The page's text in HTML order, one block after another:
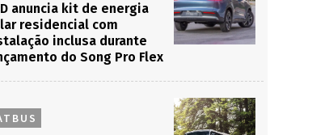
anuncia kit de energia
residencial com
inclusa durante
do Song Pro Flex